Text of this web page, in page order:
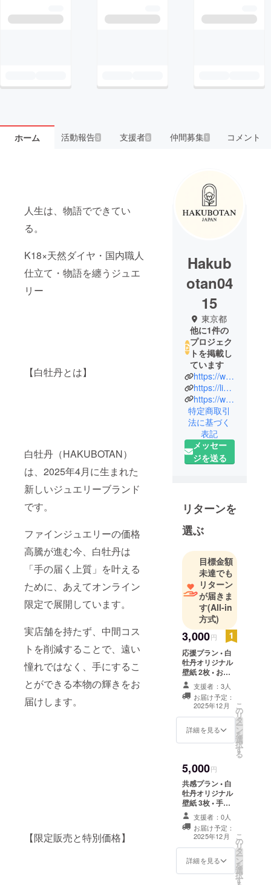
ホーム 活動報告3 支援者6 仲間募集 1 コメント
人生は、物語でできてい
る。
K18×天然ダイヤ・国内職人
仕立て・物語を纏うジュエ
リー
【白牡丹とは】
白牡丹（HAKUBOTAN）
は、2025年4月に生まれた
新しいジュエリーブランド
です。
ファインジュエリーの価格
高騰が進む今、白牡丹は
「手の届く上質」を叶える
ために、あえてオンライン
限定で展開しています。
実店舗を持たず、中間コス
トを削減することで、遠い
憧れではなく、手にするこ
とができる本物の輝きをお
届けします。
【限定販売と特別価格】
Hakub
otan04
15
東京都
他に1件の
プロジェク
トを掲載し
ています
https://www.instagram.com/hakubotan_0415?igsh=MXhsNDJ3Z2NlM25ibg%3D%3D&utm_source=qr
https://line.me/R/ti/p/@544wmiia
https://www.threads.com/@hakubotan_0415?igshid=NTc4MTIwNjQ2YQ==
特定商取引
法に基づく
表記
メッセー
ジを送る
リターンを
選ぶ
目標金額
未達でも
リターン
が届きま
す(All-in
方式)
3,000円
応援プラン • 白
牡丹オリジナル
壁紙 2枚 • お礼
メール 日常の中
でブランドの世
界観を感じてい
ただけるプラン
です。
支援者：3人
お届け予定：
2025年12月
詳細を見る
こ
の
リ
タ
ー
ン
を
選
択
す
る
5,000円
共感プラン • 白
牡丹オリジナル
壁紙 3枚 • 手書
きメッセージ
カード ブランド
の立ち上げをよ
り近くで応援し
てくださる方向
け。手書きで感
支援者：0人
お届け予定：
2025年12月
詳細を見る
こ
の
リ
タ
ー
ン
を
選
択
す